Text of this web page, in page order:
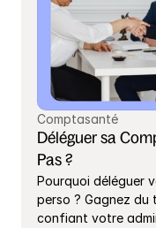
Comptasanté
Déléguer sa
Pas ?
Pourquoi déléguer
perso ? Gagnez du
confiant votre